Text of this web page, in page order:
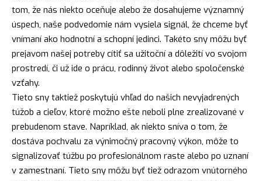
tom, že nás niekto oceňuje alebo že dosahujeme významný
úspech, naše podvedomie nám vysiela signál, že chceme byť
vnímaní ako hodnotní a schopní jedinci. Takéto sny môžu byť
prejavom našej potreby cítiť sa užitoční a dôležití vo svojom
prostredí, či už ide o prácu, rodinný život alebo spoločenské
vzťahy.
Tieto sny taktiež poskytujú vhľad do našich nevyjadrených
túžob a cieľov, ktoré možno ešte neboli plne zrealizované v
prebudenom stave. Napríklad, ak niekto sníva o tom, že
dostáva pochvalu za výnimočný pracovný výkon, môže to
signalizovať túžbu po profesionálnom raste alebo po uznaní
v zamestnaní. Tieto sny môžu byť tiež odrazom vnútorného